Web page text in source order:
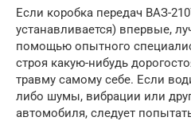
Если коробка передач ВАЗ-
устанавливается) впервые,
помощью опытного
строя какую-нибудь
травму самому себе. Если
либо шумы, вибрации или
автомобиля, следует